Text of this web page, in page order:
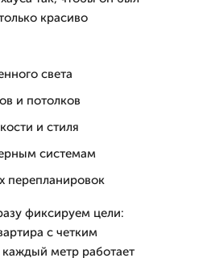
красиво
света
и потолков
и стиля
системам
перепланировок
фиксируем цели:
с четким
метр работает